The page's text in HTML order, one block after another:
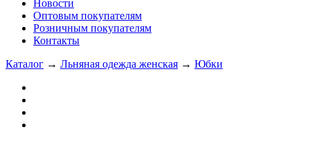
Новости
Оптовым покупателям
Розничным покупателям
Контакты
Каталог → Льняная одежда женская → Юбки